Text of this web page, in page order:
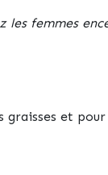
les femmes
graisses et